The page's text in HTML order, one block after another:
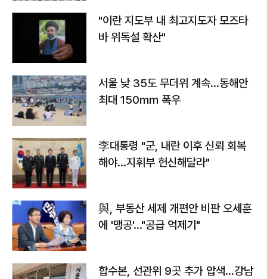
"이란 지도부 내 최고지도자 모즈타
바 위독설 확산"
서울 낮 35도 무더위 계속…동해안
최대 150㎜ 폭우
李대통령 "군, 내란 이후 신뢰 회복
해야…지휘부 헌신해달라"
與, 부동산 세제 개편안 비판 오세훈
에 '맹공'…"공급 억제기"
합수본, 선관위 9곳 추가 압색…강남